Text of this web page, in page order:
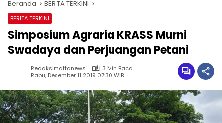
Beranda BERITA TERKINI
BERITA TERKINI
Simposium Agraria KRASS Murni
Swadaya dan Perjuangan Petani
Redaksimattanews
3 Min Baca
Rabu, Desember 11 2019 07:30 WIB